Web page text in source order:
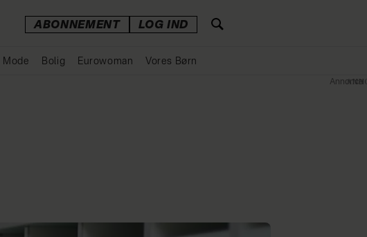
ABONNEMENT LOG IND
Mode Bolig Eurowoman Vores Børn
Annonce